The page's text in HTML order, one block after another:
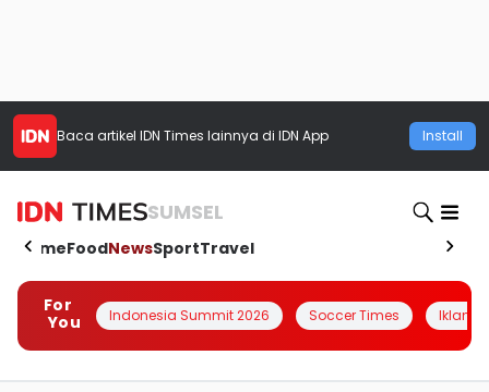
Baca artikel IDN Times lainnya di IDN App Install
SUMSEL
HomeFoodNewsSportTravel
For
You
Indonesia Summit 2026 Soccer Times Iklanin